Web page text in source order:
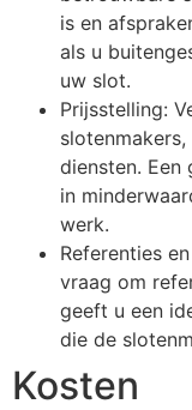
is en
als u
uw slot.
Prijsstelling:
diensten. Een
in
werk.
Referenties
vraag om
geeft u een
die de
Kosten